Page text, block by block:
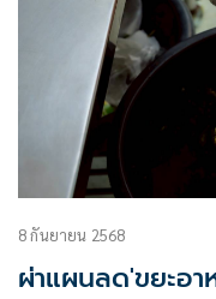
8 กันยายน 2568
ผ่าแผนลด'ขยะอา